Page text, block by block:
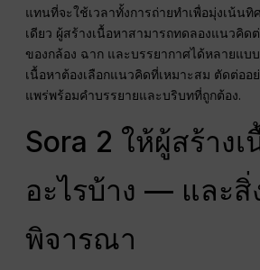
แทนที่จะใช้เวลาทั้งการถ่ายทำเพื่อมุ่งเน้นทิ
เดียว ผู้สร้างเนื้อหาสามารถทดลองแนวคิด
ของกล้อง ฉาก และบรรยากาศได้หลายแบ
เนื้อหาต้องเลือกแนวคิดที่เหมาะสม ตัดต่ออ
แพร่พร้อมคำบรรยายและบริบทที่ถูกต้อง.
Sora 2 ให้ผู้สร้าง
อะไรบ้าง — และสิ่
พิจารณา